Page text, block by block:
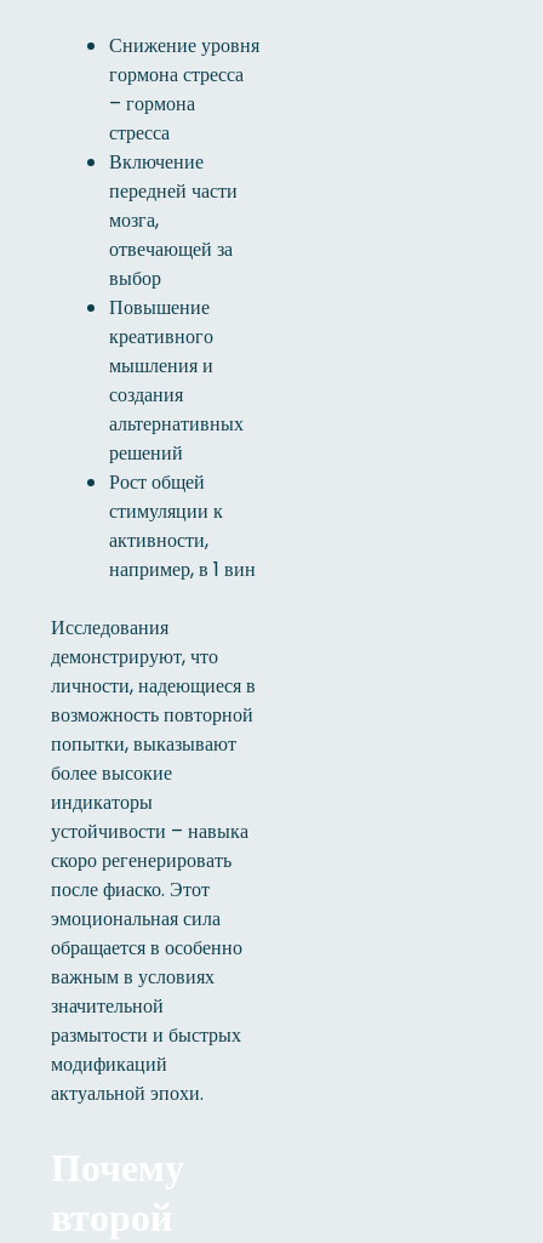
Снижение уровня
гормона стресса
– гормона
стресса
Включение
передней части
мозга,
отвечающей за
выбор
Повышение
креативного
мышления и
создания
альтернативных
решений
Рост общей
стимуляции к
активности,
например, в 1 вин
Исследования
демонстрируют, что
личности, надеющиеся в
возможность повторной
попытки, выказывают
более высокие
индикаторы
устойчивости – навыка
скоро регенерировать
после фиаско. Этот
эмоциональная сила
обращается в особенно
важным в условиях
значительной
размытости и быстрых
модификаций
актуальной эпохи.
Почему
второй